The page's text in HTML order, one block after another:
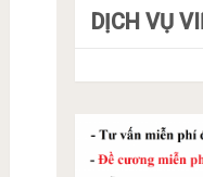
DỊCH VỤ